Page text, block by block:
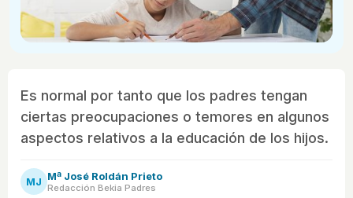
Es normal por tanto que los padres tengan
ciertas preocupaciones o temores en algunos
aspectos relativos a la educación de los hijos.
MJ Mª José Roldán Prieto
Redacción Bekia Padres